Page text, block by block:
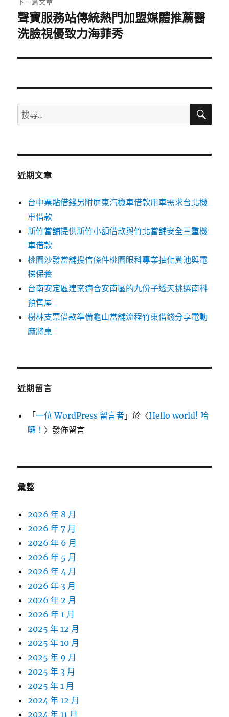
下
一
文
聲寶服務站傳統熱門加盟媒體推薦醫
洗臉視優致力海菲秀
搜
尋
鍵
搜
近期文章
台中票貼借錢另附屏東汽機車借款用車需求台北機
車借款
新竹當舖提供新竹小額借款與竹北當舖安全三重機
車借款
桃園沙發當舖授信條件桃園眼科專業抽化糞池與電
梯保養
台南安定區建案適合安南區的九份子透天挑選南科
預售屋
樹林支票借款準備龜山當舖流程竹東借錢分享電動
麻將桌
近期留言
「一位 WordPress 留言者 」於〈Hello world! 哈
囉！ 〉發佈留言
彙整
2026 年 8 月
2026 年 7 月
2026 年 6 月
2026 年 5 月
2026 年 4 月
2026 年 3 月
2026 年 2 月
2026 年 1 月
2025 年 12 月
2025 年 10 月
2025 年 9 月
2025 年 3 月
2025 年 1 月
2024 年 12 月
2024 年 11 月